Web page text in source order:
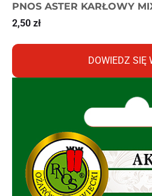
PNOS ASTER KARŁOWY
2,50 zł
DOWIEDZ SIĘ